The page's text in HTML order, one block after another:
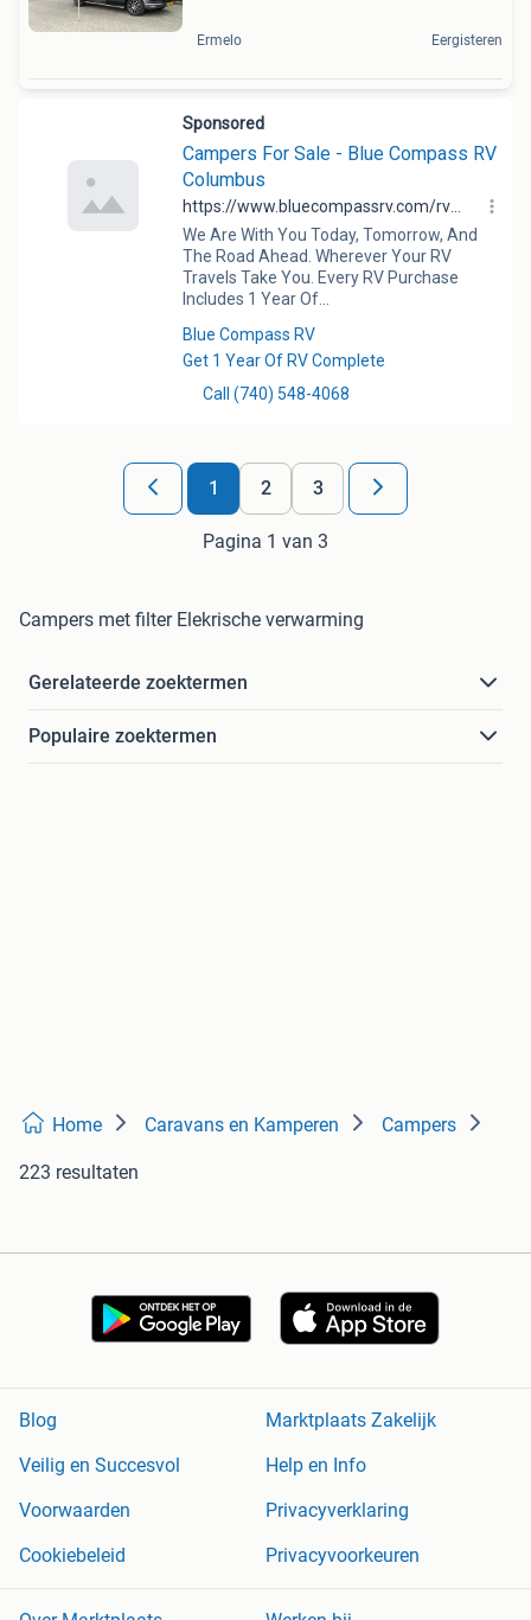
Ermelo Eergisteren
1 2 3
Pagina 1 van 3
Campers met filter Elekrische verwarming
Gerelateerde zoektermen
Populaire zoektermen
Home Caravans en Kamperen Campers
223 resultaten
Blog
Marktplaats Zakelijk
Veilig en Succesvol
Help en Info
Voorwaarden
Privacyverklaring
Cookiebeleid
Privacyvoorkeuren